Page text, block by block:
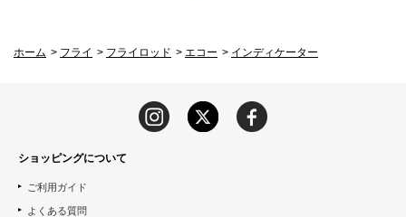
ホーム > フライ > フライロッド > エコー > インディケーター
ショッピングについて
ご利用ガイド
よくある質問